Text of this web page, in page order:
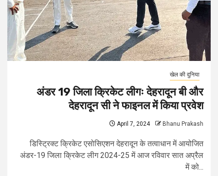
खेल की दुनिया
अंडर 19 जिला क्रिकेट लीगः देहरादून बी और
देहरादून सी ने फाइनल में किया प्रवेश
April 7, 2024 Bhanu Prakash
डिस्ट्रिक्ट क्रिकेट एसोसिएशन देहरादून के तत्वाधान में आयोजित
अंडर-19 जिला क्रिकेट लीग 2024-25 में आज रविवार सात अप्रैल
में को...